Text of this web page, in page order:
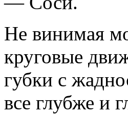
Не винимая
круговые
губки с
все глубже и